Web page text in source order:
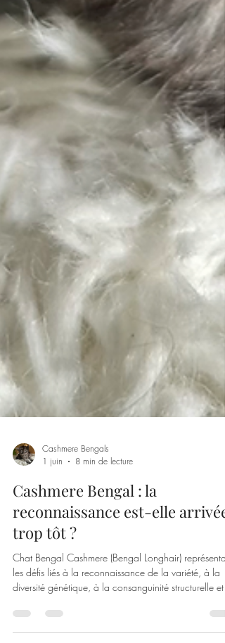
Cashmere Bengals
Cashmere Bengal : la
reconnaissance est-elle arrivée
trop tôt ?